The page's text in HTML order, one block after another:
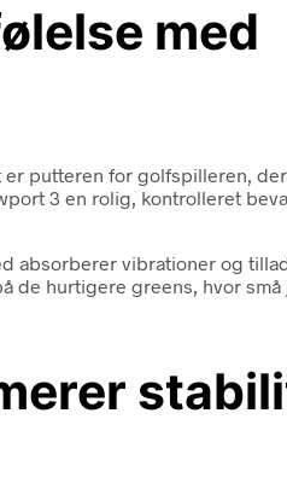
med
er putteren for golfspilleren,
3 en rolig, kontrolleret
absorberer vibrationer og
de hurtigere greens, hvor